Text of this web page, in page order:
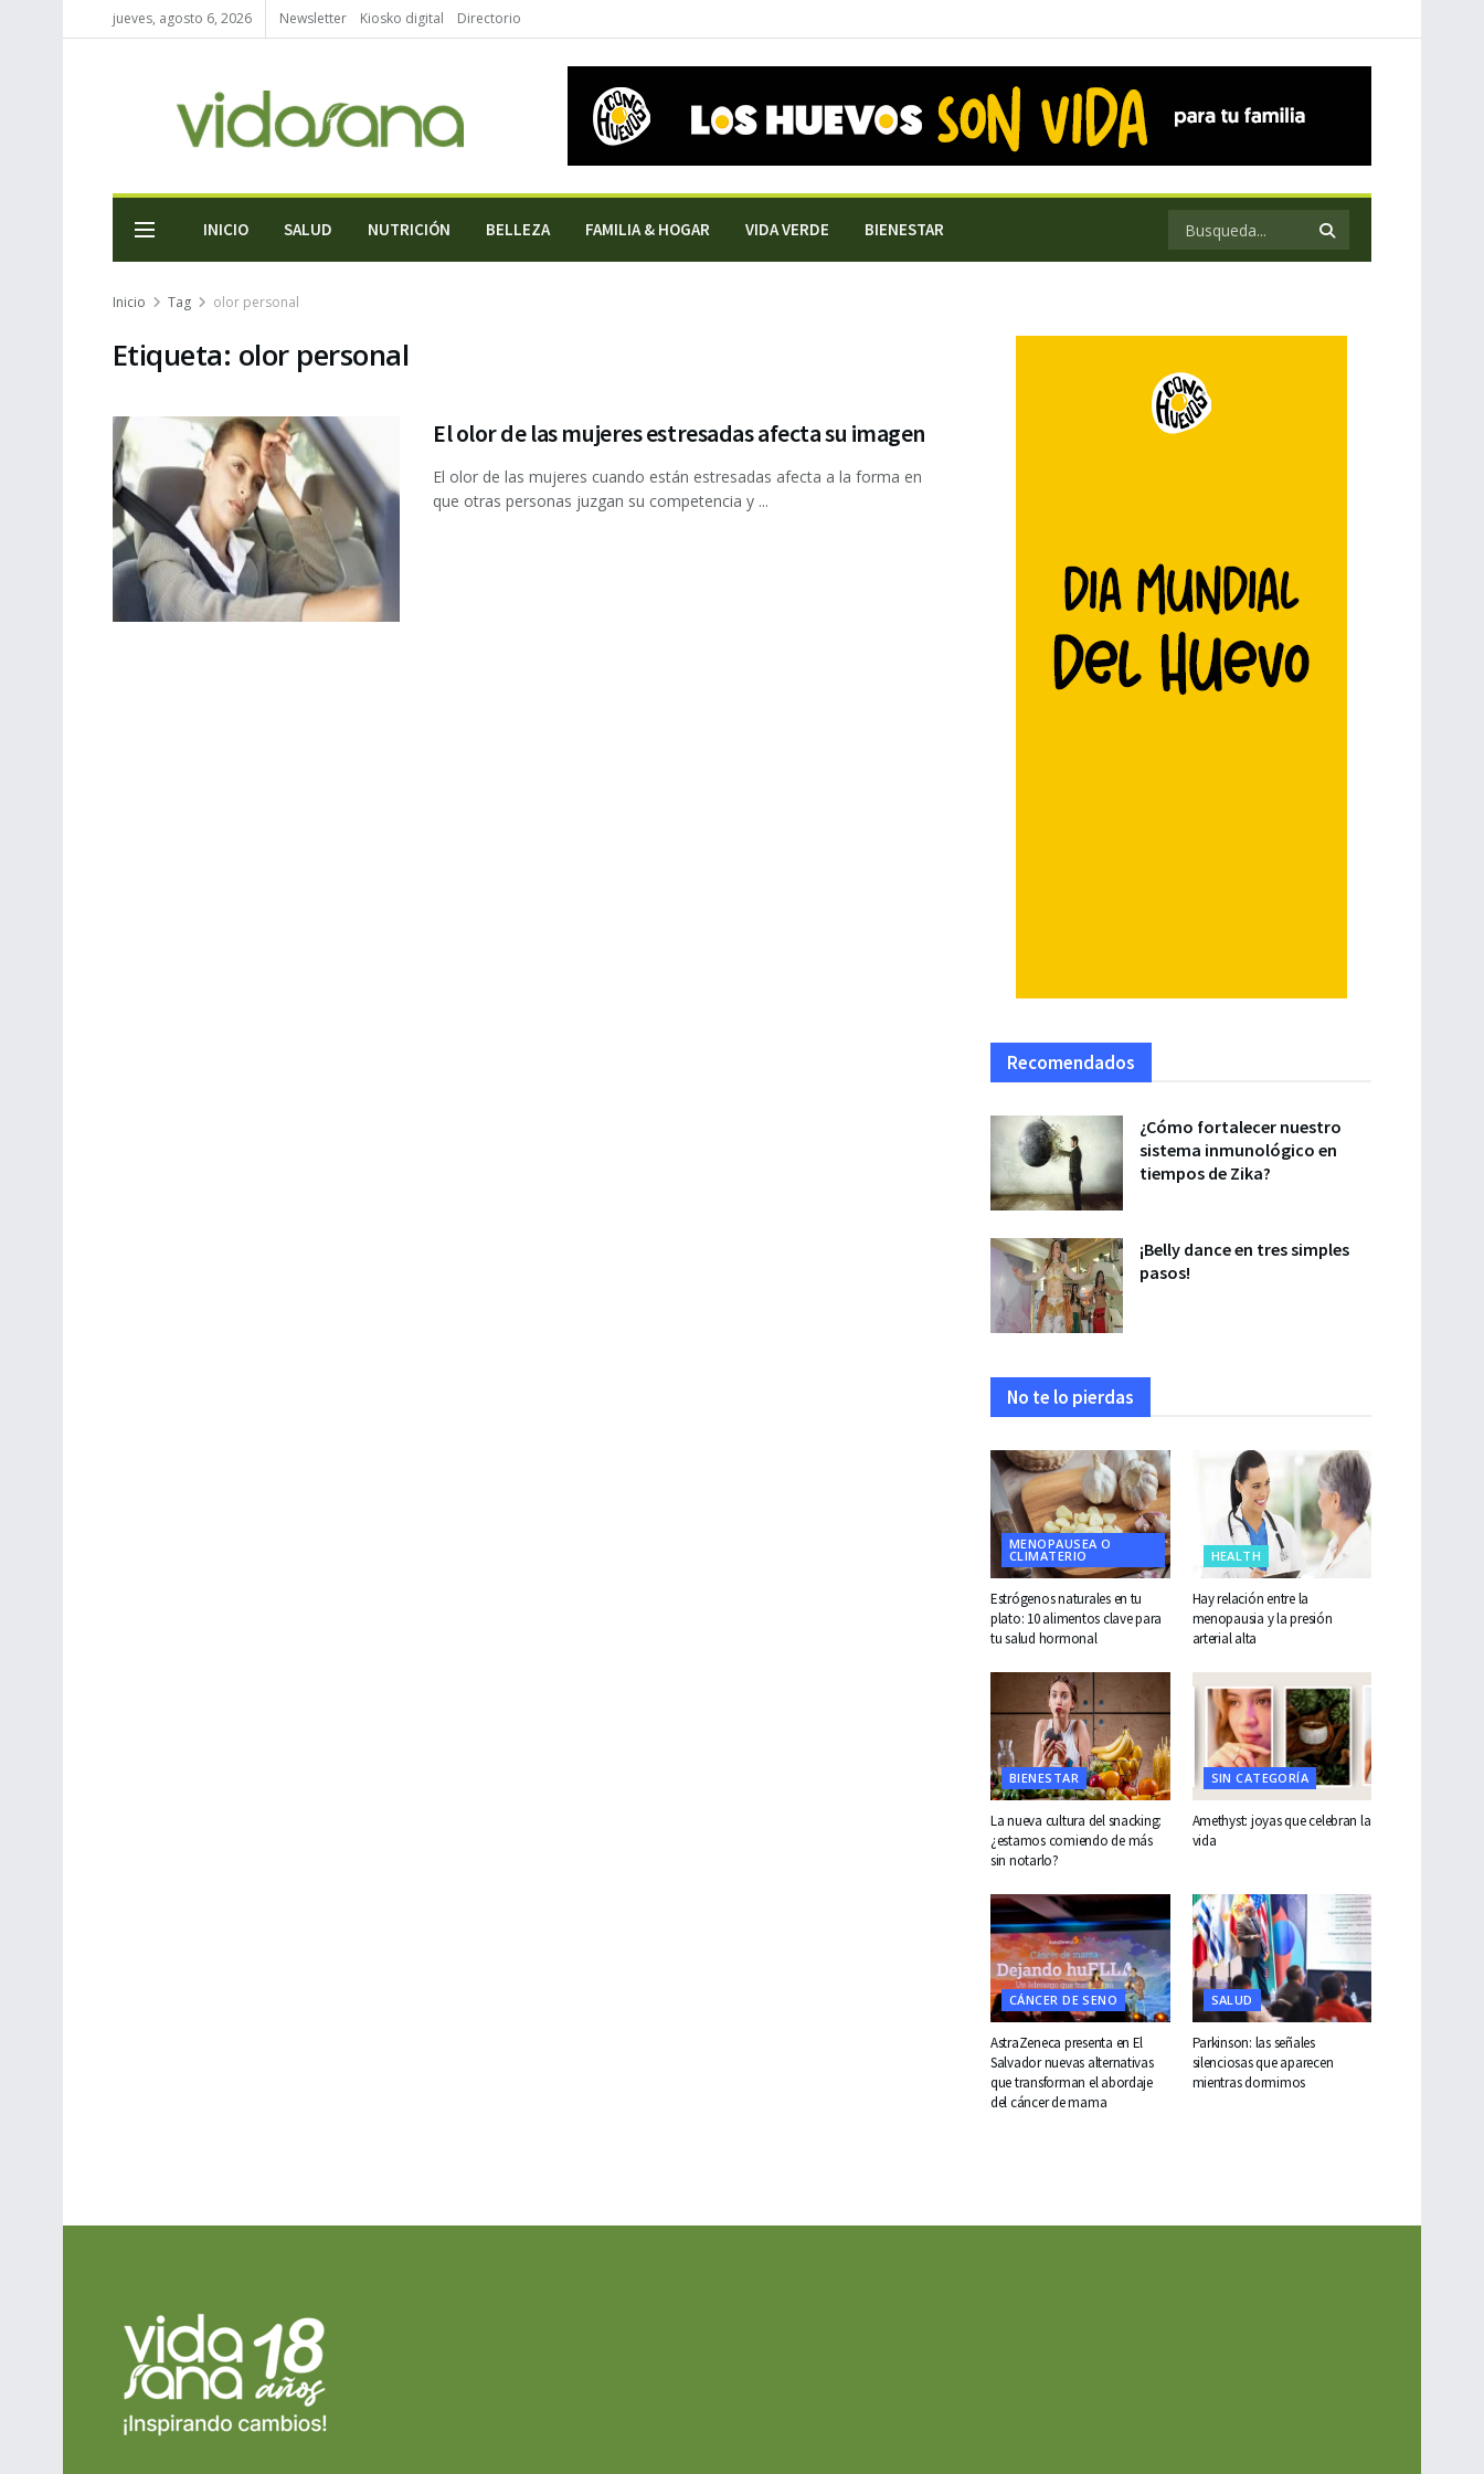
jueves, agosto 6, 2026 Newsletter Kiosko digital Directorio
INICIO SALUD NUTRICIÓN BELLEZA FAMILIA & HOGAR VIDA VERDE BIENESTAR
Inicio Tag olor personal
Etiqueta: olor personal
El olor de las mujeres estresadas afecta su imagen
El olor de las mujeres cuando están estresadas afecta a la forma en
que otras personas juzgan su competencia y ...
Recomendados
¿Cómo fortalecer nuestro
sistema inmunológico en
tiempos de Zika?
¡Belly dance en tres simples
pasos!
No te lo pierdas
MENOPAUSEA O
CLIMATERIO
Estrógenos naturales en tu
plato: 10 alimentos clave para
tu salud hormonal
HEALTH
Hay relación entre la
menopausia y la presión
arterial alta
BIENESTAR
La nueva cultura del snacking:
¿estamos comiendo de más
sin notarlo?
SIN CATEGORÍA
Amethyst: joyas que celebran la
vida
CÁNCER DE SENO
AstraZeneca presenta en El
Salvador nuevas alternativas
que transforman el abordaje
del cáncer de mama
SALUD
Parkinson: las señales
silenciosas que aparecen
mientras dormimos